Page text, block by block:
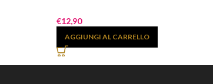
€12,90
AGGIUNGI AL CARRELLO